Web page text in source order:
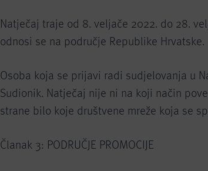
Natječaj traje od 8. veljače 2022. do 28.
odnosi se na područje Republike Hrvatske.
Osoba koja se prijavi radi sudjelovanja u
Sudionik. Natječaj nije ni na koji način
strane bilo koje društvene mreže koja se
Članak 3: PODRUČJE PROMOCIJE